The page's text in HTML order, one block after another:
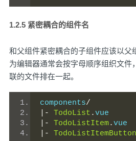
1.2.5 紧密耦合的组件名
和父组件紧密耦合的子组件应该以父
为编辑器通常会按字母顺序组织文件
联的文件排在一起。
components/
|-
TodoList .vue
|-
TodoListItem.vue
|-
TodoListItemButton